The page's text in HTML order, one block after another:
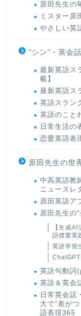
原田先生の
ミスター原
やさしい英
"シン"・英会
最新英語ス
載】
最新英語ス
英語スラン
英語のこと
日常生活の
恋愛英語表
原田先生の世
中高英語教
ニュースレ
原田英語ア
原田先生の
【生成
語授業実
英語学習
英語句動詞
英語＆英会
日常英会話
大で“差が
語表現365